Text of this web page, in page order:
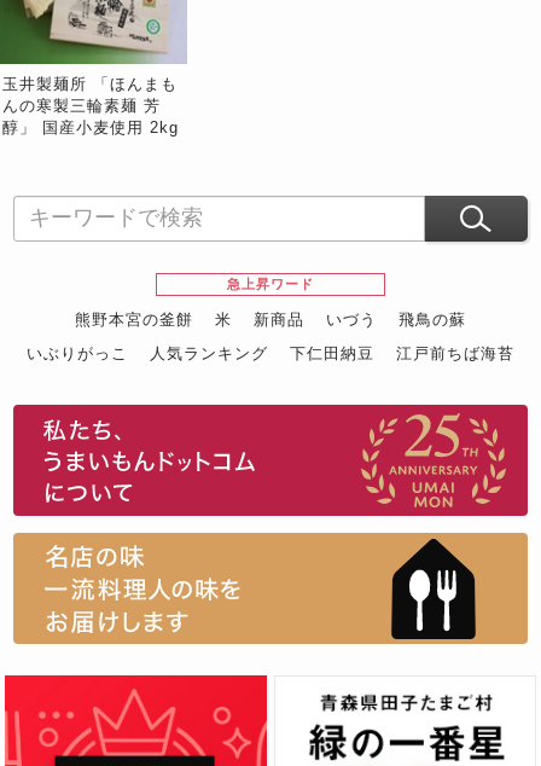
玉井製麺所 「ほんまも
んの寒製三輪素麺 芳
醇」 国産小麦使用 2kg
急上昇ワード
熊野本宮の釜餅 米 新商品 いづう
飛鳥の蘇
いぶりがっこ
人気ランキング 下仁田納豆
江戸前ちば海苔